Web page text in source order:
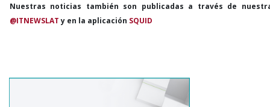
Nuestras noticias también son publicadas a través de
@ITNEWSLATy en la aplicación SQUID